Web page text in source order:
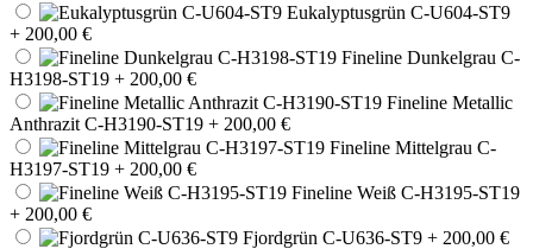
Eukalyptusgrün C-U604-ST9
+ 200,00 €
Fineline Dunkelgrau C-
H3198-ST19 + 200,00 €
Fineline Metallic
Anthrazit C-H3190-ST19 + 200,00 €
Fineline Mittelgrau C-
H3197-ST19 + 200,00 €
Fineline Weiß C-H3195-ST19
+ 200,00 €
Fjordgrün C-U636-ST9 + 200,00 €